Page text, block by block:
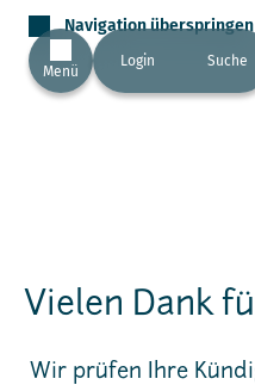
Navigation überspringen
Menü
Login Suche
Vielen Dank
Wir prüfen Ihre